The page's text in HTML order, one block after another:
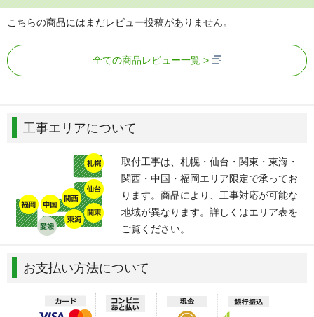
こちらの商品にはまだレビュー投稿がありません。
全ての商品レビュー一覧
工事エリアについて
取付工事は、札幌・仙台・関東・東海・
関西・中国・福岡エリア限定で承ってお
ります。商品により、工事対応が可能な
地域が異なります。詳しくはエリア表を
ご覧ください。
お支払い方法について